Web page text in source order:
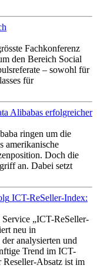
Fachkonferenz
den Bereich Social
– sowohl für
für
Alibabas erfolgreicher
ringen um die
amerikanische
Doch die
an. Dabei setzt
ICT-ReSeller-Index:
„ICT-ReSeller-
neu in
analysierten und
Trend im ICT-
Absatz ist im